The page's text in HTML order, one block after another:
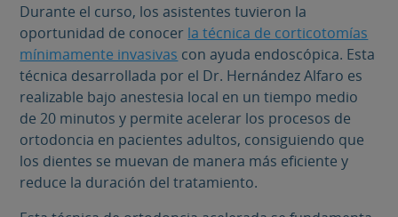
Durante el curso, los asistentes tuvieron la
oportunidad de conocer la técnica de corticotomías
mínimamente invasivas con ayuda endoscópica. Esta
técnica desarrollada por el Dr. Hernández Alfaro es
realizable bajo anestesia local en un tiempo medio
de 20 minutos y permite acelerar los procesos de
ortodoncia en pacientes adultos, consiguiendo que
los dientes se muevan de manera más eficiente y
reduce la duración del tratamiento.